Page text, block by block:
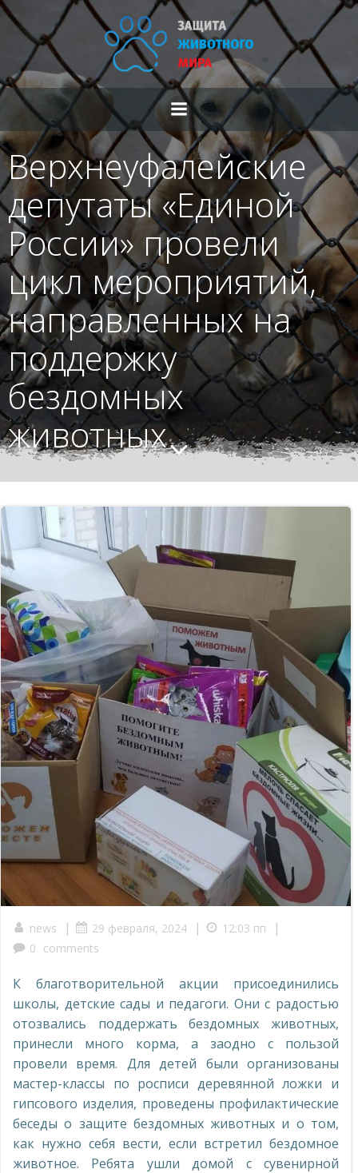
Перейти
к
содержимому
Верхнеуфалейские
депутаты «Единой
России» провели
цикл мероприятий,
направленных на
поддержку
бездомных
животных
news | 29 февраля, 2024 | 12:03 пп |
0 comments
К благотворительной акции присоединились
школы, детские сады и педагоги. Они с радостью
отозвались поддержать бездомных животных,
принесли много корма, а заодно с пользой
провели время. Для детей были организованы
мастер-классы по росписи деревянной ложки и
гипсового изделия, проведены профилактические
беседы о защите бездомных животных и о том,
как нужно себя вести, если встретил бездомное
животное. Ребята ушли домой с сувенирной